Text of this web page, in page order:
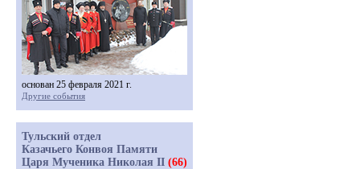
основан 25 февраля 2021 г.
Другие события
Тульский отдел
Казачьего Конвоя Памяти
Царя Мученика Николая II (66)